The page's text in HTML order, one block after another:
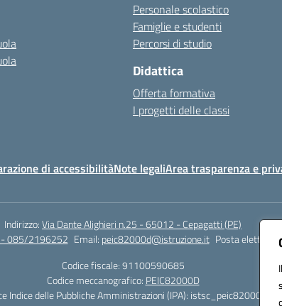
Personale scolastico
Famiglie e studenti
Percorsi di studio
Didattica
Offerta formativa
I progetti delle classi
di accessibilitàNote legaliArea trasparenza e
Indirizzo:Via Dante Alighieri n.25 - 65012 - Cepagatti (PE)
085/2196252 Email: peic82000d@istruzione.it Posta
Codice fiscale: 91100590685
Codice meccanografico: PEIC82000D
Indice delle Pubbliche Amministrazioni (IPA): istsc_peic82000d